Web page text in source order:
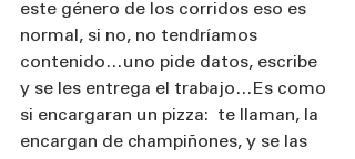
este género de los corridos eso es
normal, si no, no tendríamos
contenido…uno pide datos, escribe
y se les entrega el trabajo…Es como
si encargaran un pizza:  te llaman, la
encargan de champiñones, y se las